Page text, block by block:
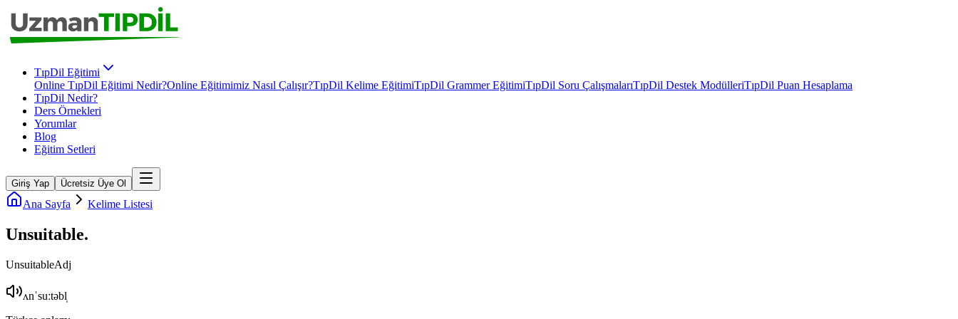
TıpDil Eğitimi
Online TıpDil Eğitimi Nedir?Online Eğitimimiz Nasıl Çalışır?TıpDil Kelime EğitimiTıpDil Grammer EğitimiTıpDil Soru ÇalışmalarıTıpDil Destek ModülleriTıpDil Puan Hesaplama
TıpDil Nedir?
Ders Örnekleri
Yorumlar
Blog
Eğitim Setleri
Giriş Yap Ücretsiz Üye Ol
Ana Sayfa Kelime Listesi
Unsuitable.
UnsuitableAdj
ʌnˈsuːtəbl̩